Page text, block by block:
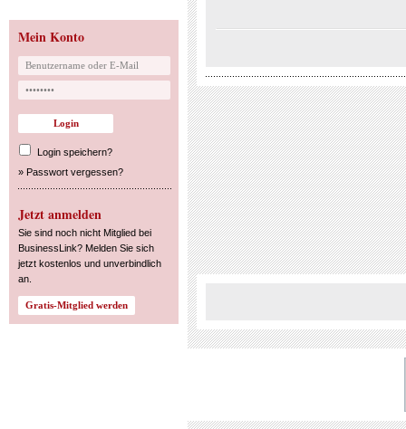
Mein Konto
Login speichern?
» Passwort vergessen?
Jetzt anmelden
Sie sind noch nicht Mitglied bei
BusinessLink? Melden Sie sich
jetzt kostenlos und unverbindlich
an.